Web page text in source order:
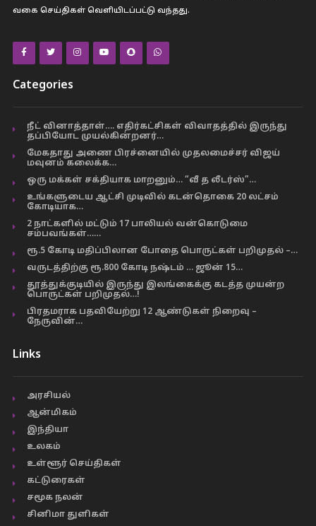
வகை செய்திகள் வெளியிடப்பட்டு வந்தது.
Categories
நீட் வினாத்தாள்…. எதிர்கட்சிகள் விவாதத்தில் இருந்து
தப்பியோட முயல்கின்றனர்…
மேகதாது அணை பிரச்னையில் முதலமைச்சர் விஜய்
மவுனம் கலைக்க…
ஒரு மக்கள் சக்தியாக மாறனும்… “வீ த லீடர்ஸ்”…
உங்களுடைய ஆட்சி முடிவில் கடன்தொகை 20 லட்சம்
கோடியாக…
2 நாட்களில் மட்டும் 17 பாலியல் வன்கொடுமை
சம்பவங்கள்……
ரூ.5 கோடி மதிப்பிலான போதை பொருட்கள் பறிமுதல் –…
வருடத்திற்கு ரூ.800 கோடி நஷ்டம் … ஜூன் 15…
தூத்துக்குடியில் இருந்து இலங்கைக்கு கடத்த முயன்ற
பொருட்கள் பறிமுதல்…!
பிரதமராக பதவியேற்று 12 ஆண்டுகள் நிறைவு –
நேருவின்…
Links
அரசியல்
ஆன்மிகம்
இந்தியா
உலகம்
உள்ளூர் செய்திகள்
கட்டுரைகள்
சமூக நலன்
சினிமா துளிகள்